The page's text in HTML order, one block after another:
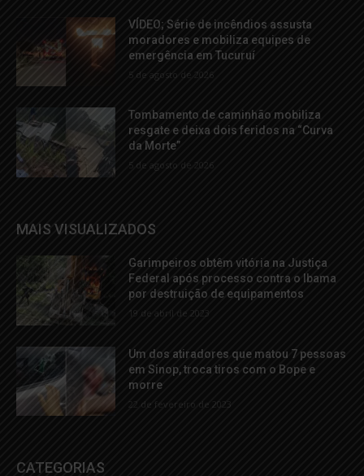
VÍDEO; Série de incêndios assusta
moradores e mobiliza equipes de
emergência em Tucuruí
5 de agosto de 2026
Tombamento de caminhão mobiliza
resgate e deixa dois feridos na “Curva
da Morte”
5 de agosto de 2026
MAIS VISUALIZADOS
Garimpeiros obtêm vitória na Justiça
Federal após processo contra o Ibama
por destruição de equipamentos
19 de abril de 2023
Um dos atiradores que matou 7 pessoas
em Sinop, troca tiros com o Bope e
morre
22 de fevereiro de 2023
CATEGORIAS